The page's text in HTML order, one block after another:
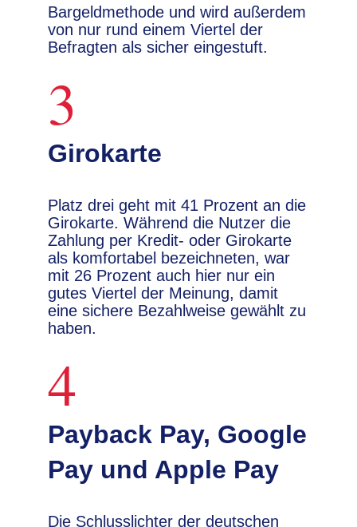
Bargeldmethode und wird außerdem
von nur rund einem Viertel der
Befragten als sicher eingestuft.
3
Girokarte
Platz drei geht mit 41 Prozent an die
Girokarte. Während die Nutzer die
Zahlung per Kredit- oder Girokarte
als komfortabel bezeichneten, war
mit 26 Prozent auch hier nur ein
gutes Viertel der Meinung, damit
eine sichere Bezahlweise gewählt zu
haben.
4
Payback Pay, Google
Pay und Apple Pay
Die Schlusslichter der deutschen